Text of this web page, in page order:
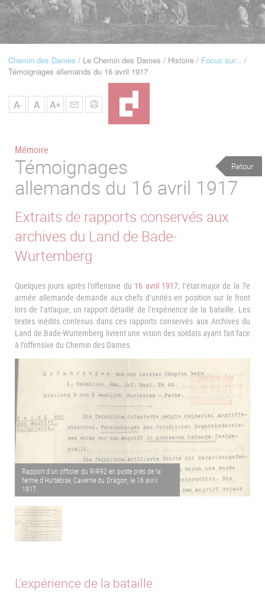
Navigation
Fil
Chemin des Dames Le Chemin des Dames Histoire
Focus sur...
Témoignages allemands du 16 avril 1917
A- A A+
Mémoire
Retour
Témoignages
allemands du 16 avril 1917
Extraits de rapports conservés aux
archives du Land de Bade-
Wurtemberg
Quelques jours après l’offensive du 16 avril 1917, l’état-major de la 7e
armée allemande demande aux chefs d’unités en position sur le front
lors de l’attaque, un rapport détaillé de l’expérience de la bataille. Les
textes inédits contenus dans ces rapports conservés aux Archives du
Land de Bade-Wurtemberg livrent une vision des soldats ayant fait face
à l’offensive du Chemin des Dames.
Rapport d’un officier du RIR92 en poste près de la
ferme d’Hurtebise, Caverne du Dragon, le 16 avril
1917.
L’expérience de la bataille